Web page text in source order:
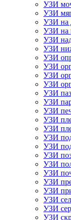
УЗИ
УЗИ
УЗИ на
УЗИ на
УЗИ
УЗИ
УЗИ
УЗИ
УЗИ
УЗИ
УЗИ
УЗИ
УЗИ
УЗИ
УЗИ
УЗИ
УЗИ
УЗИ
УЗИ
УЗИ
УЗИ
УЗИ
УЗИ
УЗИ
УЗИ